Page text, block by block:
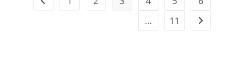
…
11 Vai alla